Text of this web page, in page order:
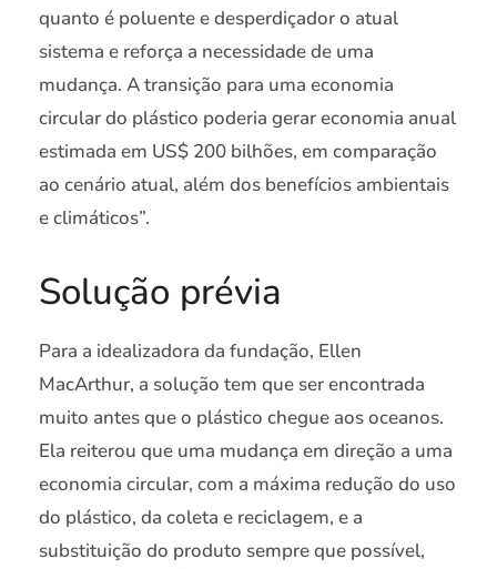
quanto é poluente e desperdiçador o atual
sistema e reforça a necessidade de uma
mudança. A transição para uma economia
circular do plástico poderia gerar economia anual
estimada em US$ 200 bilhões, em comparação
ao cenário atual, além dos benefícios ambientais
e climáticos”.
Solução prévia
Para a idealizadora da fundação, Ellen
MacArthur, a solução tem que ser encontrada
muito antes que o plástico chegue aos oceanos.
Ela reiterou que uma mudança em direção a uma
economia circular, com a máxima redução do uso
do plástico, da coleta e reciclagem, e a
substituição do produto sempre que possível,